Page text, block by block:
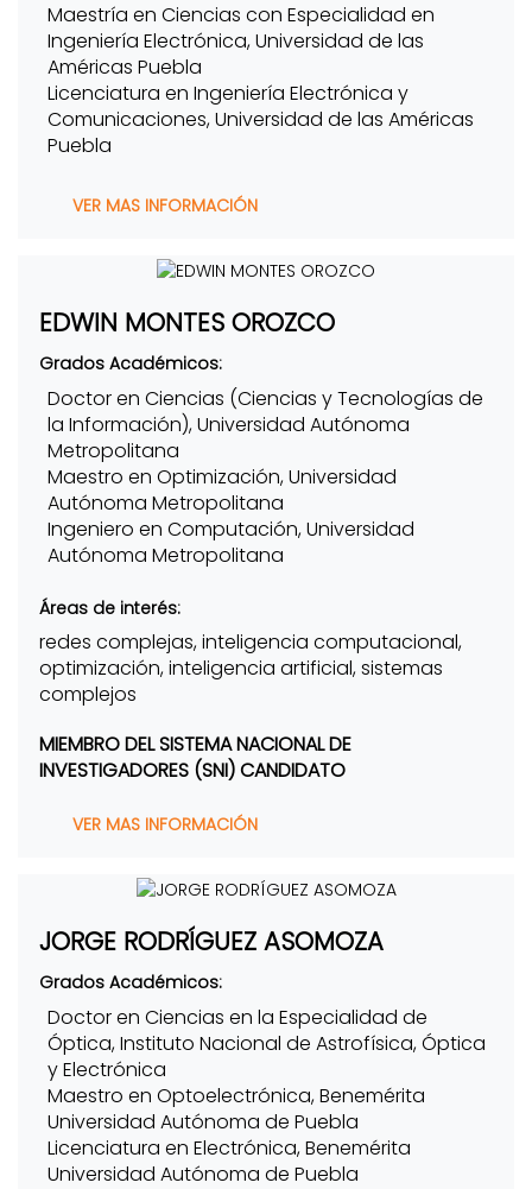
Maestría en Ciencias con Especialidad en
Ingeniería Electrónica, Universidad de las
Américas Puebla
Licenciatura en Ingeniería Electrónica y
Comunicaciones, Universidad de las Américas
Puebla
VER MAS INFORMACIÓN
EDWIN MONTES OROZCO
Grados Académicos:
Doctor en Ciencias (Ciencias y Tecnologías de
la Información), Universidad Autónoma
Metropolitana
Maestro en Optimización, Universidad
Autónoma Metropolitana
Ingeniero en Computación, Universidad
Autónoma Metropolitana
Áreas de interés:
redes complejas, inteligencia computacional,
optimización, inteligencia artificial, sistemas
complejos
MIEMBRO DEL SISTEMA NACIONAL DE
INVESTIGADORES (SNI) CANDIDATO
VER MAS INFORMACIÓN
JORGE RODRÍGUEZ ASOMOZA
Grados Académicos:
Doctor en Ciencias en la Especialidad de
Óptica, Instituto Nacional de Astrofísica, Óptica
y Electrónica
Maestro en Optoelectrónica, Benemérita
Universidad Autónoma de Puebla
Licenciatura en Electrónica, Benemérita
Universidad Autónoma de Puebla